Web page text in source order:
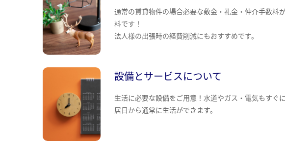
通常の賃貸物件の場合必要な敷金・礼金・仲介手数料
料です！
法人様の出張時の経費削減にもおすすめです。
設備とサービスについて
生活に必要な設備をご用意！水道やガス・電気もすぐ
居日から通常に生活ができます。